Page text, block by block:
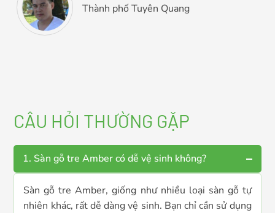
Thành phố Tuyên Quang
CÂU HỎI THƯỜNG GẶP
1. Sàn gỗ tre Amber có dễ vệ sinh không?
Sàn gỗ tre Amber, giống như nhiều loại sàn gỗ tự
nhiên khác, rất dễ dàng vệ sinh. Bạn chỉ cần sử dụng